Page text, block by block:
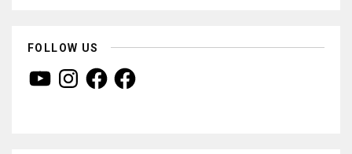
FOLLOW US
Y
o
n
F
a
F
a